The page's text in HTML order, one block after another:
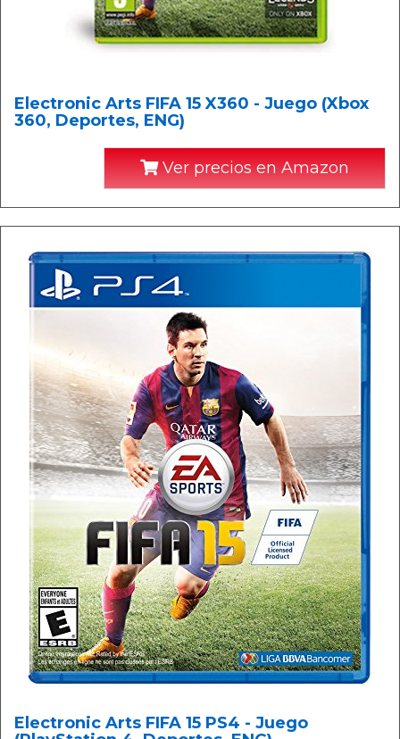
Electronic Arts FIFA 15 X360 - Juego (Xbox
360, Deportes, ENG)
Ver precios en Amazon
Electronic Arts FIFA 15 PS4 - Juego